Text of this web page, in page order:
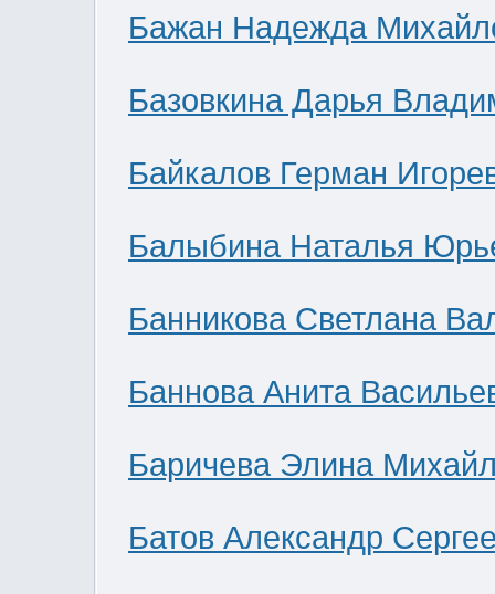
Бажан Надежда
Базовкина Дарья
Байкалов Герман
Балыбина Наталья
Банникова Светлана
Баннова Анита
Баричева Элина
Батов Александр